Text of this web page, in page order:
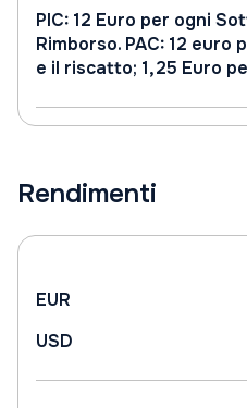
PIC: 12 Euro per ogni
Rimborso. PAC: 12
e il riscatto; 1,25 Euro
Rendimenti
EUR
USD